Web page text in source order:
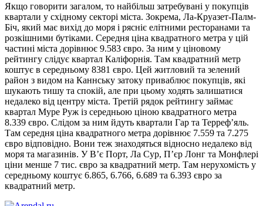
Якщо говорити загалом, то найбільш затребувані у покупців
квартали у східному секторі міста. Зокрема, Ла-Круазет-Палм-
Біч, який має вихід до моря і рясніє елітними ресторанами та
розкішними бутіками. Середня ціна квадратного метра у цій
частині міста дорівнює 9.583 євро. За ним у ціновому
рейтингу слідує квартал Каліфорнія. Там квадратний метр
коштує в середньому 8381 євро. Цей житловий та зелений
район з видом на Каннську затоку приваблює покупців, які
шукають тишу та спокій, але при цьому ходять залишатися
недалеко від центру міста. Третій рядок рейтингу займає
квартал Муре Руж із середньою ціною квадратного метра
8.339 євро. Слідом за ним йдуть квартали Гар та Терреф’яль.
Там середня ціна квадратного метра дорівнює 7.559 та 7.275
євро відповідно. Вони теж знаходяться відносно недалеко від
моря та магазинів. У В’є Порт, Ла Сур, П’єр Лонг та Монфлері
ціни менше 7 тис. євро за квадратний метр. Там нерухомість у
середньому коштує 6.865, 6.766, 6.689 та 6.393 євро за
квадратний метр.